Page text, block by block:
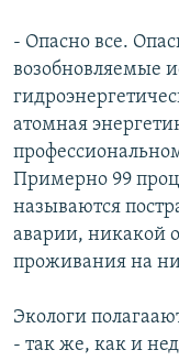
- Опасно все.
возобновляемые
атомная
Примерно 99
называются
аварии, никакой
проживания на
Экологи
- так же, как и